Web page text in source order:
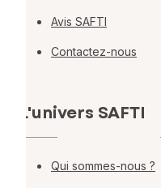
Avis SAFTI
Contactez-nous
L'univers SAFTI
Qui sommes-nous ?